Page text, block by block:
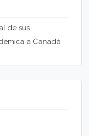
de sus
a Canadá